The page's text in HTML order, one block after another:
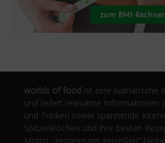
worlds of food ist eine kulinarische
und liefert relevante Informationen
und Trinken sowie spannende
Spitzenköchen und ihre besten
Motto „gemeinsam genießen“